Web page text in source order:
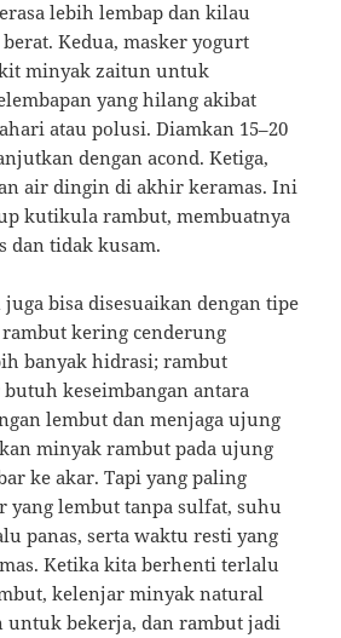
lebih lembap dan kilau
Kedua, masker yogurt
minyak zaitun untuk
yang hilang akibat
atau polusi. Diamkan 15–20
dengan acond. Ketiga,
air dingin di akhir keramas. Ini
kutikula rambut, membuatnya
dan tidak kusam.
bisa disesuaikan dengan tipe
kering cenderung
banyak hidrasi; rambut
keseimbangan antara
lembut dan menjaga ujung
minyak rambut pada ujung
ke akar. Tapi yang paling
yang lembut tanpa sulfat, suhu
panas, serta waktu resti yang
Ketika kita berhenti terlalu
kelenjar minyak natural
untuk bekerja, dan rambut jadi